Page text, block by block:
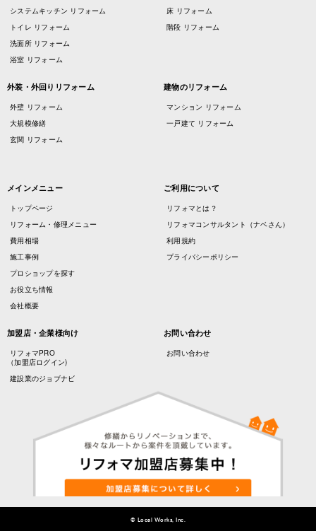
システムキッチン リフォーム
トイレ リフォーム
洗面所 リフォーム
浴室 リフォーム
床 リフォーム
階段 リフォーム
外装・外回りリフォーム
外壁 リフォーム
大規模修繕
玄関 リフォーム
建物のリフォーム
マンション リフォーム
一戸建て リフォーム
メインメニュー
トップページ
リフォーム・修理メニュー
費用相場
施工事例
プロショップを探す
お役立ち情報
会社概要
ご利用について
リフォマとは？
リフォマコンサルタント（ナベさん）
利用規約
プライバシーポリシー
加盟店・企業様向け
リフォマPRO
（加盟店ログイン)
建設業のジョブナビ
お問い合わせ
お問い合わせ
© Local Works, Inc.